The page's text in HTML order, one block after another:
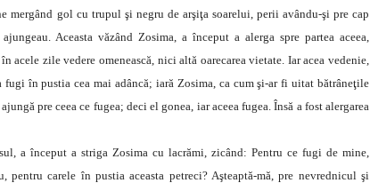
mergând gol cu trupul şi negru de arşiţa soarelui, perii avându-şi pre cap
Aceasta văzând Zosima, a început a alerga spre partea aceea,
acele zile vedere omenească, nici altă oarecarea vietate. Iar acea vedenie,
în pustia cea mai adâncă; iară Zosima, ca cum şi-ar fi uitat bătrâneţile
pre ceea ce fugea; deci el gonea, iar aceea fugea. Însă a fost alergarea
a început a striga Zosima cu lacrămi, zicând: Pentru ce fugi de mine,
pentru carele în pustia aceasta petreci? Aşteaptă-mă, pre nevrednicul şi